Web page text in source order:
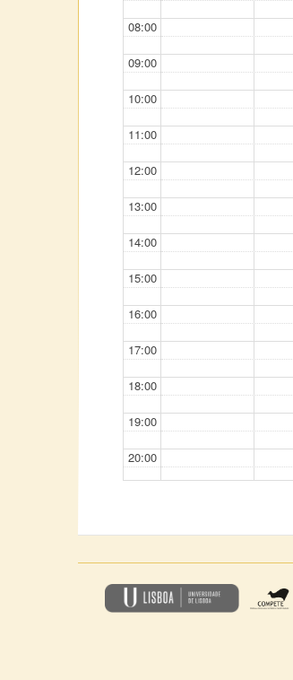
08:00
09:00
10:00
11:00
12:00
13:00
14:00
15:00
16:00
17:00
18:00
19:00
20:00
23:00